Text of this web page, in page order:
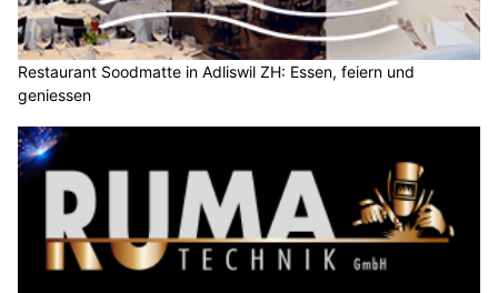
Restaurant Soodmatte in Adliswil ZH: Essen, feiern und
geniessen